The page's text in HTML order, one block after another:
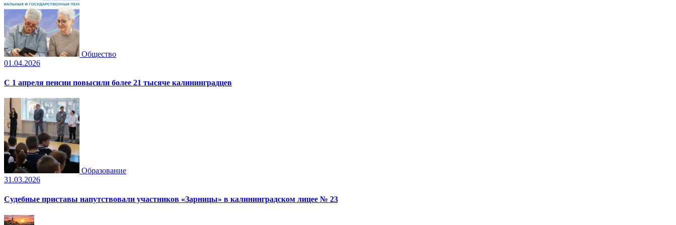
Общество
01.04.2026
С 1 апреля пенсии повысили более 21 тысяче калининградцев
Образование
31.03.2026
Судебные приставы напутствовали участников «Зарницы» в калининградском лицее № 23